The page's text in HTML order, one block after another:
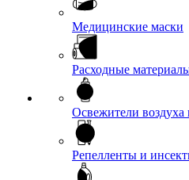
Медицинские маски
Расходные
Освежители воздуха
Репелленты и